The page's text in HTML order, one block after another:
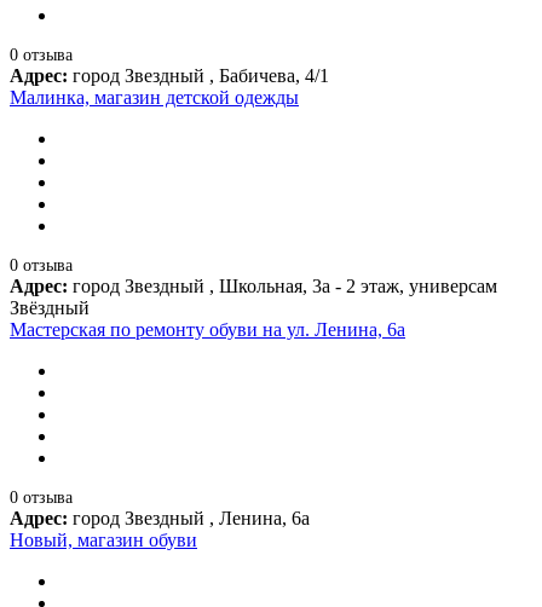
0 отзыва
Адрес: город Звездный , Бабичева, 4/1
Малинка, магазин детской одежды
0 отзыва
Адрес: город Звездный , Школьная, 3а - 2 этаж, универсам
Звёздный
Мастерская по ремонту обуви на ул. Ленина, 6а
0 отзыва
Адрес: город Звездный , Ленина, 6а
Новый, магазин обуви